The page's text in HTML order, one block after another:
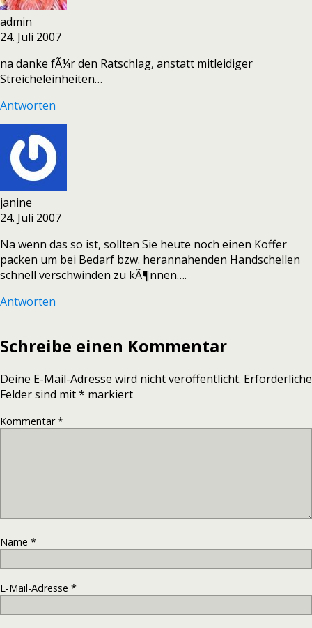
admin
24. Juli 2007
na danke fÃ¼r den Ratschlag, anstatt mitleidiger
Streicheleinheiten…
Antworten
janine
24. Juli 2007
Na wenn das so ist, sollten Sie heute noch einen Koffer
packen um bei Bedarf bzw. herannahenden Handschellen
schnell verschwinden zu kÃ¶nnen….
Antworten
Schreibe einen Kommentar
Deine E-Mail-Adresse wird nicht veröffentlicht. Erforderliche
Felder sind mit* markiert
Kommentar*
Name *
E-Mail-Adresse *